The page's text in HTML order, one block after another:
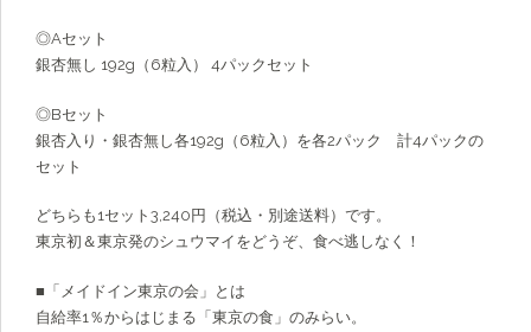
◎Aセット
銀杏無し 192g（6粒入） 4パックセット
◎Bセット
銀杏入り・銀杏無し各192g（6粒入）を各2パック 計4パックの
セット
どちらも1セット3,240円（税込・別途送料）です。
東京初＆東京発のシュウマイをどうぞ、食べ逃しなく！
■「メイドイン東京の会」とは
自給率1％からはじまる「東京の食」のみらい。